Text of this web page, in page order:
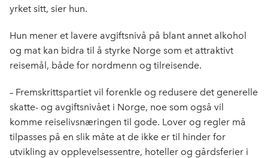
yrket sitt, sier hun.
Hun mener et lavere avgiftsnivå på blant annet alkohol
og mat kan bidra til å styrke Norge som et attraktivt
reisemål, både for nordmenn og tilreisende.
– Fremskrittspartiet vil forenkle og redusere det generelle
skatte- og avgiftsnivået i Norge, noe som også vil
komme reiselivsnæringen til gode. Lover og regler må
tilpasses på en slik måte at de ikke er til hinder for
utvikling av opplevelsessentre, hoteller og gårdsferier i